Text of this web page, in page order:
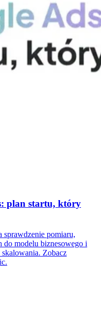
plan startu, który
sprawdzenie pomiaru,
do modelu biznesowego i
Zobacz